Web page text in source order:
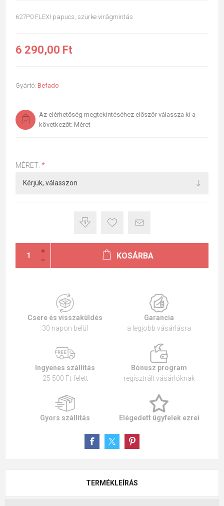
627P0 FLEXI papucs, szürke virágmintás
6 290,00 Ft
Gyártó: Befado
Az elérhetőség megtekintéséhez először válassza ki a
következőt: Méret
MÉRET: *
KOSÁRBA
Csere és visszaküldés
30 napon belül
Garancia
a legjobb vásárlásra
Ingyenes szállítás
25 500 Ft felett
Bónusz program
regisztrált vásárlóknak
Gyors szállítás Elégedett ügyfelek ezrei
TERMÉKLEÍRÁS